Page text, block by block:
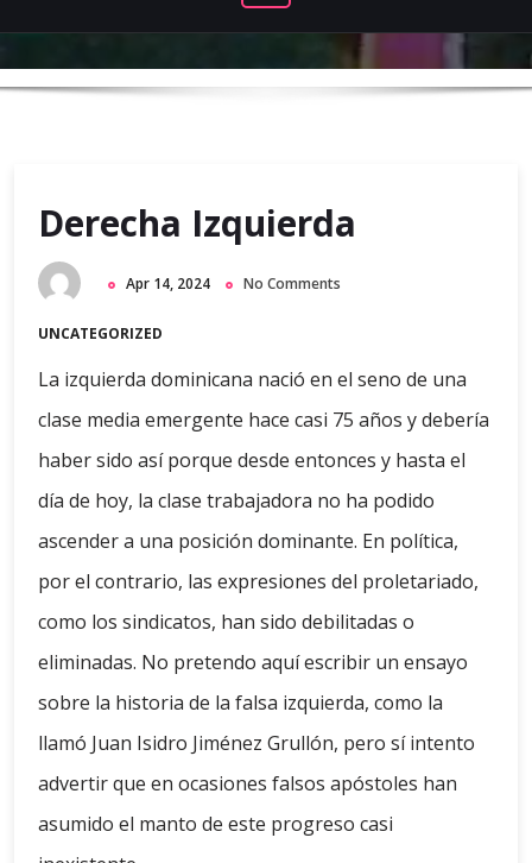
Derecha Izquierda
Apr 14, 2024 No Comments
UNCATEGORIZED
La izquierda dominicana nació en el seno de una
clase media emergente hace casi 75 años y debería
haber sido así porque desde entonces y hasta el
día de hoy, la clase trabajadora no ha podido
ascender a una posición dominante. En política,
por el contrario, las expresiones del proletariado,
como los sindicatos, han sido debilitadas o
eliminadas. No pretendo aquí escribir un ensayo
sobre la historia de la falsa izquierda, como la
llamó Juan Isidro Jiménez Grullón, pero sí intento
advertir que en ocasiones falsos apóstoles han
asumido el manto de este progreso casi